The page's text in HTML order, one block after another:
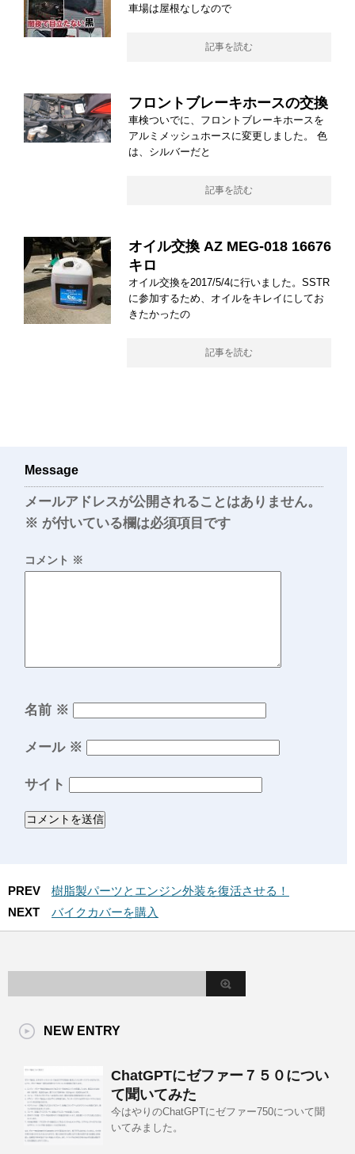
車場は屋根なしなので
記事を読む
フロントブレーキホースの交換
車検ついでに、フロントブレーキホースを
アルミメッシュホースに変更しました。 色
は、シルバーだと
記事を読む
オイル交換 AZ MEG-018 16676
キロ
オイル交換を2017/5/4に行いました。SSTR
に参加するため、オイルをキレイにしてお
きたかったの
記事を読む
Message
メールアドレスが公開されることはありません。
※ が付いている欄は必須項目です
コメント ※
名前 ※
メール ※
サイト
PREV
樹脂製パーツとエンジン外装を復活させる！
NEXT
バイクカバーを購入
NEW ENTRY
ChatGPTにゼファー７５０につい
て聞いてみた
今はやりのChatGPTにゼファー750について聞
いてみました。